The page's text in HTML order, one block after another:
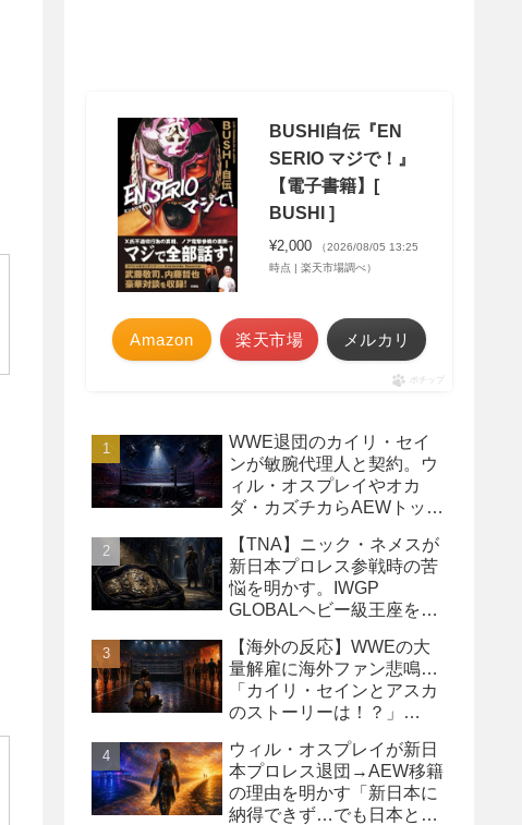
BUSHI自伝『EN
SERIO マジで！』
【電子書籍】[
BUSHI ]
¥2,000
（2026/08/05 13:25
時点 | 楽天市場調べ）
Amazon 楽天市場 メルカリ
ポチップ
WWE退団のカイリ・セイ
ンが敏腕代理人と契約。ウ
ィル・オスプレイやオカ
ダ・カズチカらAEWトップ
【TNA】ニック・ネメスが
新日本プロレス参戦時の苦
悩を明かす。IWGP
GLOBALヘビー級王座を
挫
【海外の反応】WWEの大
量解雇に海外ファン悲鳴…
「カイリ・セインとアスカ
のストーリーは！？」
の犠牲になった」
ウィル・オスプレイが新日
本プロレス退団→AEW移籍
の理由を明かす「新日本に
納得できず…でも日本との